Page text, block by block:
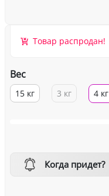
Товар распродан!
Вес
15 кг 3 кг 4 кг
Когда придет?